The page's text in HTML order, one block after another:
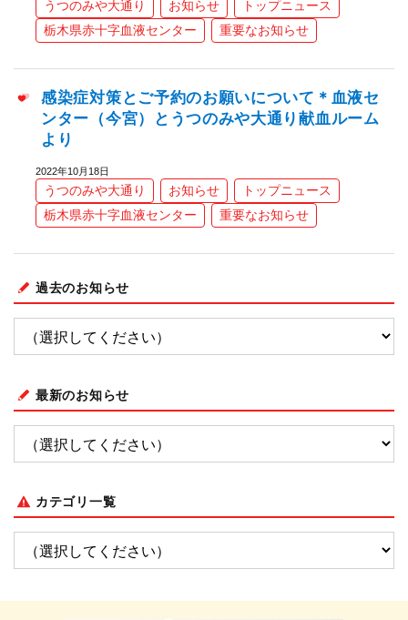
うつのみや大通り お知らせ
トップニュース
栃木県赤十字血液センター
重要なお知らせ
感染症対策とご予約のお願いについて＊血液セ
ンター（今宮）とうつのみや大通り献血ルーム
より
2022年10月18日
うつのみや大通り お知らせ
トップニュース
栃木県赤十字血液センター
重要なお知らせ
過去のお知らせ
最新のお知らせ
カテゴリ一覧